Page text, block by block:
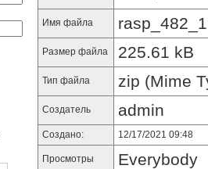
Имя файла
Размер файла 225.61 kB
Тип файла zip (Mime
Создатель admin
Создано: 12/17/2021 09:48
Просмотры Everybody